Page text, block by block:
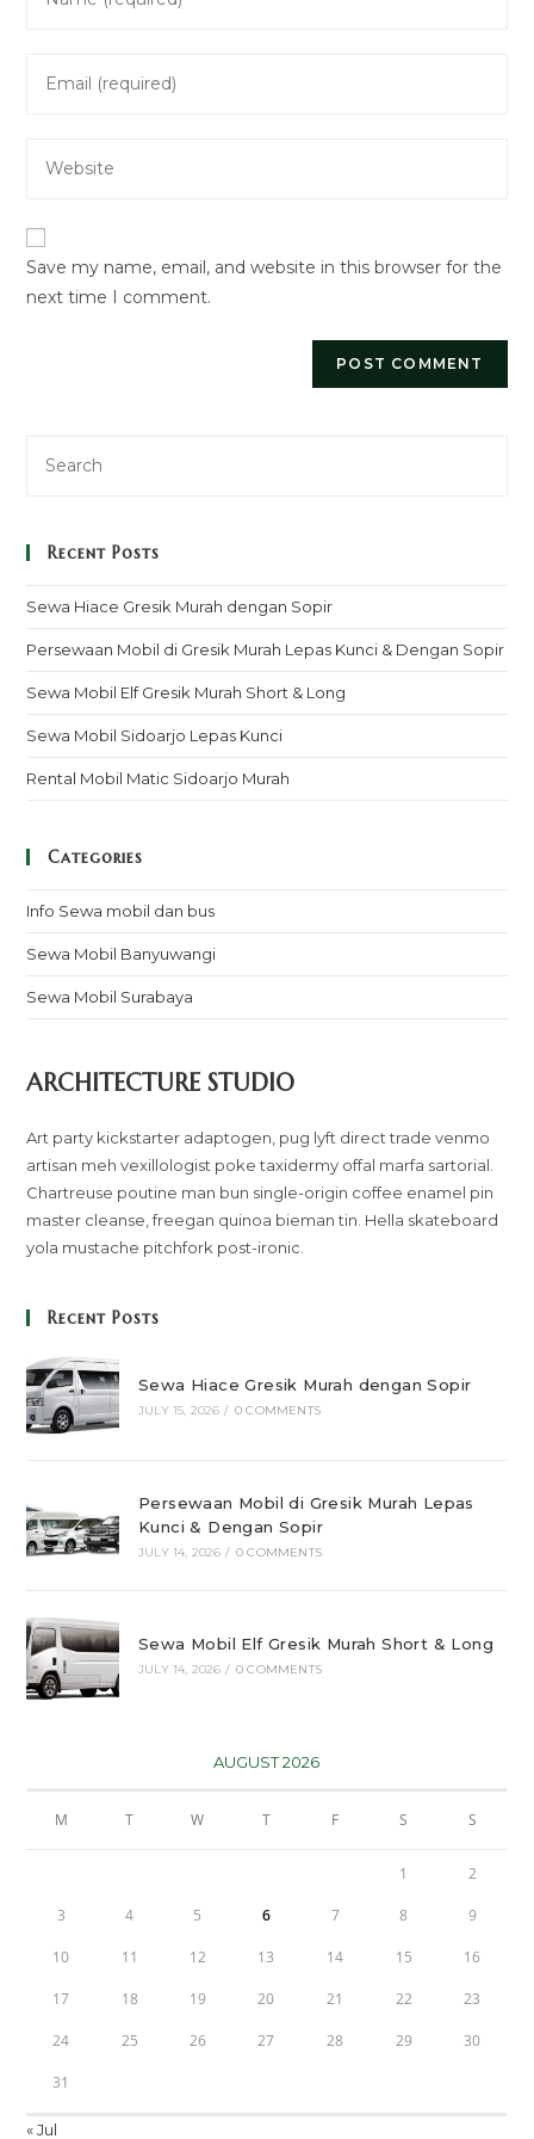
your
comment
your
address
your
URL
(optional)
Save my name, email, and website in this browser for the
next time I comment.
Recent Posts
Sewa Hiace Gresik Murah dengan Sopir
Persewaan Mobil di Gresik Murah Lepas Kunci & Dengan Sopir
Sewa Mobil Elf Gresik Murah Short & Long
Sewa Mobil Sidoarjo Lepas Kunci
Rental Mobil Matic Sidoarjo Murah
Categories
Info Sewa mobil dan bus
Sewa Mobil Banyuwangi
Sewa Mobil Surabaya
ARCHITECTURE STUDIO
Art party kickstarter adaptogen, pug lyft direct trade venmo
artisan meh vexillologist poke taxidermy offal marfa sartorial.
Chartreuse poutine man bun single-origin coffee enamel pin
master cleanse, freegan quinoa bieman tin. Hella skateboard
yola mustache pitchfork post-ironic.
Recent Posts
Sewa Hiace Gresik Murah dengan Sopir
JULY 15, 2026 / 0 COMMENTS
Persewaan Mobil di Gresik Murah Lepas
Kunci & Dengan Sopir
JULY 14, 2026 / 0 COMMENTS
Sewa Mobil Elf Gresik Murah Short & Long
JULY 14, 2026 / 0 COMMENTS
AUGUST 2026
M T W T F S S
1 2
3 4 5 6 7 8 9
10 11 12 13 14 15 16
17 18 19 20 21 22 23
24 25 26 27 28 29 30
31
« Jul